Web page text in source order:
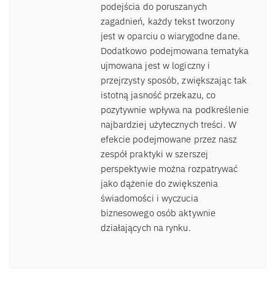
podejścia do poruszanych
zagadnień, każdy tekst tworzony
jest w oparciu o wiarygodne dane.
Dodatkowo podejmowana tematyka
ujmowana jest w logiczny i
przejrzysty sposób, zwiększając tak
istotną jasność przekazu, co
pozytywnie wpływa na podkreślenie
najbardziej użytecznych treści. W
efekcie podejmowane przez nasz
zespół praktyki w szerszej
perspektywie można rozpatrywać
jako dążenie do zwiększenia
świadomości i wyczucia
biznesowego osób aktywnie
działających na rynku.